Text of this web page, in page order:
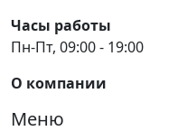
Часы работы
Пн-Пт, 09:00 - 19:00
О компании
Меню